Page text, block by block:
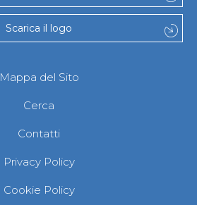
Scarica il logo
Mappa del Sito
Cerca
Contatti
Privacy Policy
Cookie Policy